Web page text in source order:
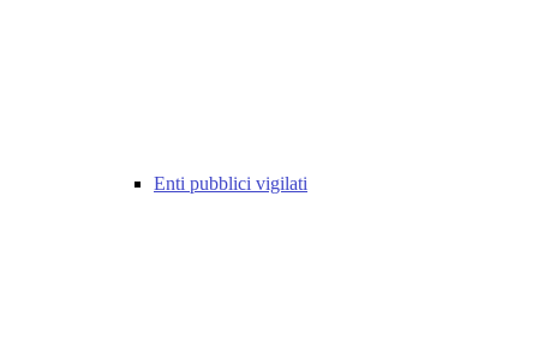
Enti pubblici vigilati